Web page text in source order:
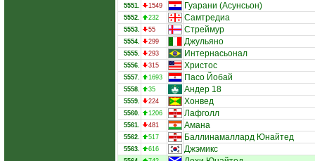
5551. 1549 Гуарани (Асунсьон)
5552. 232 Самтредиа
5553. 55 Стреймур
5554. 299 Джульяно
5555. 293 Интернасьонал
5556. 315 Христос
5557. 1693 Пасо Йобай
5558. 35 Андер 18
5559. 224 Хонвед
5560. 1206 Лафголл
5561. 481 Амана
5562. 517 Баллинамаллард Юнайтед
5563. 616 Джэмикс